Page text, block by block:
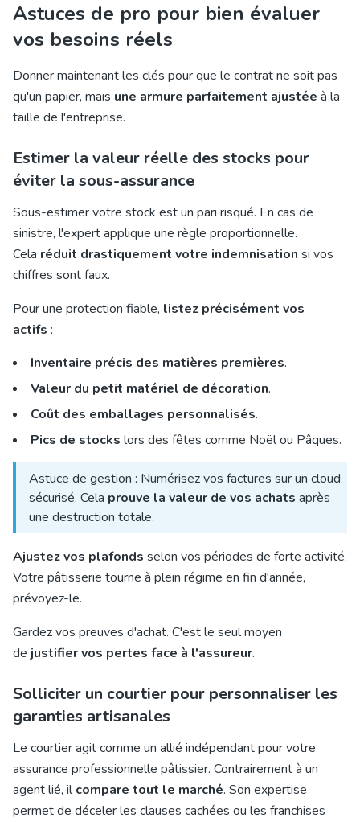
Astuces de pro pour bien évaluer
vos besoins réels
Donner maintenant les clés pour que le contrat ne soit pas
qu'un papier, mais une armure parfaitement ajustée à la
taille de l'entreprise.
Estimer la valeur réelle des stocks pour
éviter la sous-assurance
Sous-estimer votre stock est un pari risqué. En cas de
sinistre, l'expert applique une règle proportionnelle.
Cela réduit drastiquement votre indemnisation si vos
chiffres sont faux.
Pour une protection fiable, listez précisément vos
actifs :
Inventaire précis des matières premières.
Valeur du petit matériel de décoration.
Coût des emballages personnalisés.
Pics de stocks lors des fêtes comme Noël ou Pâques.
Astuce de gestion : Numérisez vos factures sur un cloud
sécurisé. Cela prouve la valeur de vos achats après
une destruction totale.
Ajustez vos plafonds selon vos périodes de forte activité.
Votre pâtisserie tourne à plein régime en fin d'année,
prévoyez-le.
Gardez vos preuves d'achat. C'est le seul moyen
de justifier vos pertes face à l'assureur.
Solliciter un courtier pour personnaliser les
garanties artisanales
Le courtier agit comme un allié indépendant pour votre
assurance professionnelle pâtissier. Contrairement à un
agent lié, ilcompare tout le marché. Son expertise
permet de déceler les clauses cachées ou les franchises